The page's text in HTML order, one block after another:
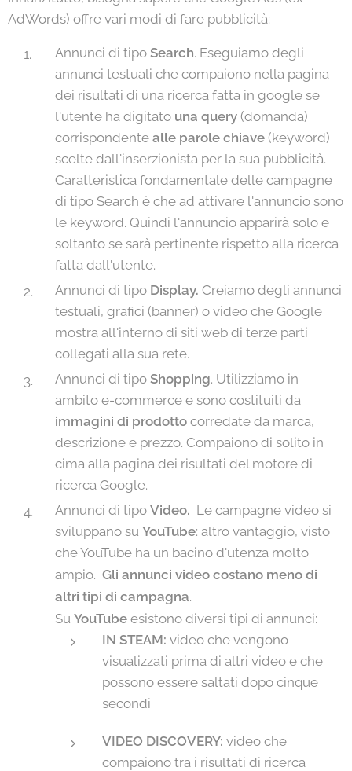
AdWords) offre vari modi di fare pubblicità:
Annunci di tipo Search. Eseguiamo degli
annunci testuali che compaiono nella pagina
dei risultati di una ricerca fatta in google se
l'utente ha digitato una query (domanda)
corrispondente alle parole chiave (keyword)
scelte dall'inserzionista per la sua pubblicità.
Caratteristica fondamentale delle campagne
di tipo Search è che ad attivare l'annuncio sono
le keyword. Quindi l'annuncio apparirà solo e
soltanto se sarà pertinente rispetto alla ricerca
fatta dall'utente.
Annunci di tipo Display. Creiamo degli annunci
testuali, grafici (banner) o video che Google
mostra all'interno di siti web di terze parti
collegati alla sua rete.
Annunci di tipo Shopping. Utilizziamo in
ambito e-commerce e sono costituiti da
immagini di prodotto corredate da marca,
descrizione e prezzo. Compaiono di solito in
cima alla pagina dei risultati del motore di
ricerca Google.
Annunci di tipo Video. Le campagne video si
sviluppano su YouTube: altro vantaggio, visto
che YouTube ha un bacino d'utenza molto
ampio. Gli annunci video costano meno di
altri tipi di campagna.
Su YouTube esistono diversi tipi di annunci:
IN STEAM: video che vengono
visualizzati prima di altri video e che
possono essere saltati dopo cinque
secondi
VIDEO DISCOVERY: video che
compaiono tra i risultati di ricerca